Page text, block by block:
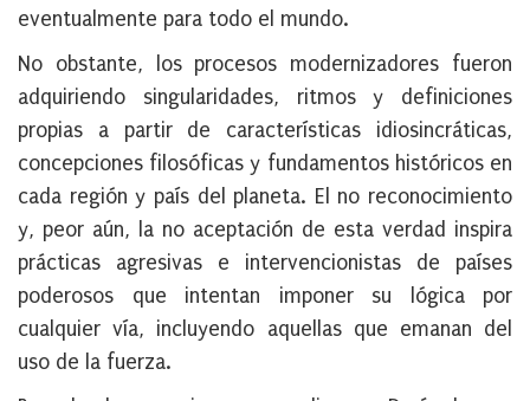
eventualmente para todo el mundo.
No obstante, los procesos modernizadores fueron
adquiriendo singularidades, ritmos y definiciones
propias a partir de características idiosincráticas,
concepciones filosóficas y fundamentos históricos en
cada región y país del planeta. El no reconocimiento
y, peor aún, la no aceptación de esta verdad inspira
prácticas agresivas e intervencionistas de países
poderosos que intentan imponer su lógica por
cualquier vía, incluyendo aquellas que emanan del
uso de la fuerza.